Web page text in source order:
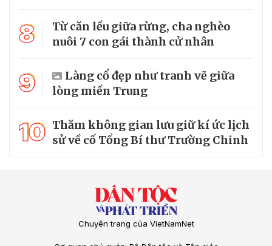
8
Từ căn lều giữa rừng, cha nghèo
nuôi 7 con gái thành cử nhân
9
Làng cổ đẹp như tranh vẽ giữa
lòng miền Trung
10 Thăm không gian lưu giữ kí ức lịch
sử về cố Tổng Bí thư Trường Chinh
Chuyên trang của VietNamNet